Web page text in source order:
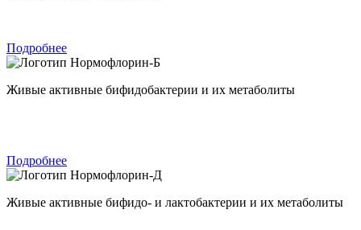
Подробнее
Нормофлорин-Б
Живые активные бифидобактерии и их метаболиты
Подробнее
Нормофлорин-Д
Живые активные бифидо- и лактобактерии и их метаболиты